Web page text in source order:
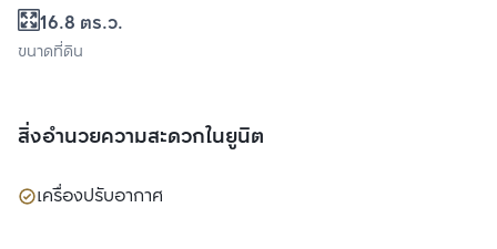
16.8 ตร.ว.
ขนาดที่ดิน
สิ่งอำนวยความสะดวกในยูนิต
เครื่องปรับอากาศ